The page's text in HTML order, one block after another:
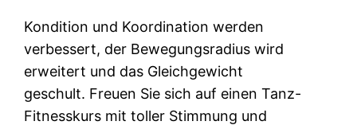
Kondition und Koordination werden
verbessert, der Bewegungsradius wird
erweitert und das Gleichgewicht
geschult. Freuen Sie sich auf einen Tanz-
Fitnesskurs mit toller Stimmung und